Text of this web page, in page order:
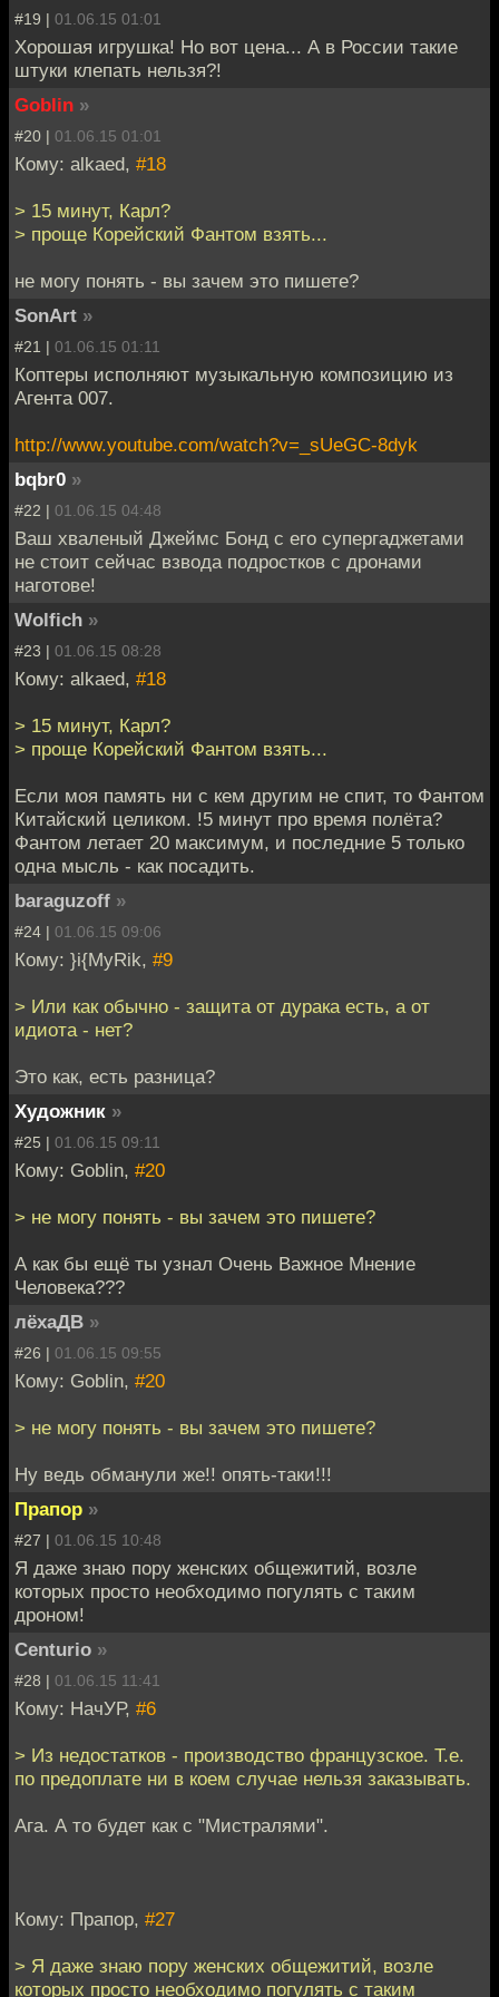
#19 | 01.06.15 01:01
Хорошая игрушка! Но вот цена... А в России такие
штуки клепать нельзя?!
Goblin »
#20 | 01.06.15 01:01
Кому: alkaed, #18
> 15 минут, Карл?
> проще Корейский Фантом взять...
не могу понять - вы зачем это пишете?
SonArt »
#21 | 01.06.15 01:11
Коптеры исполняют музыкальную композицию из
Агента 007.
http://www.youtube.com/watch?v=_sUeGC-8dyk
bqbr0 »
#22 | 01.06.15 04:48
Ваш хваленый Джеймс Бонд с его супергаджетами
не стоит сейчас взвода подростков с дронами
наготове!
Wolfich »
#23 | 01.06.15 08:28
Кому: alkaed, #18
> 15 минут, Карл?
> проще Корейский Фантом взять...
Если моя память ни с кем другим не спит, то Фантом
Китайский целиком. !5 минут про время полёта?
Фантом летает 20 максимум, и последние 5 только
одна мысль - как посадить.
baraguzoff »
#24 | 01.06.15 09:06
Кому: }i{MyRik, #9
> Или как обычно - защита от дурака есть, а от
идиота - нет?
Это как, есть разница?
Художник »
#25 | 01.06.15 09:11
Кому: Goblin, #20
> не могу понять - вы зачем это пишете?
А как бы ещё ты узнал Очень Важное Мнение
Человека???
лёхаДВ »
#26 | 01.06.15 09:55
Кому: Goblin, #20
> не могу понять - вы зачем это пишете?
Ну ведь обманули же!! опять-таки!!!
Прапор »
#27 | 01.06.15 10:48
Я даже знаю пору женских общежитий, возле
которых просто необходимо погулять с таким
дроном!
Centurio »
#28 | 01.06.15 11:41
Кому: НачУР, #6
> Из недостатков - производство французское. Т.е.
по предоплате ни в коем случае нельзя заказывать.
Ага. А то будет как с "Мистралями".
Кому: Прапор, #27
> Я даже знаю пору женских общежитий, возле
которых просто необходимо погулять с таким